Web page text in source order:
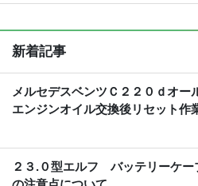
新着記事
メルセデスベンツＣ２２０ｄオ
エンジンオイル交換後リセット作
２３.０型エルフ バッテリーケー